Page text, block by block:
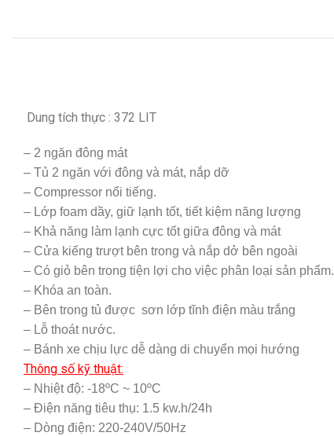
Dung tích thực : 372 LIT
– 2 ngăn đông mát
– Tủ 2 ngăn với đông và mát, nắp dỡ
– Compressor nổi tiếng.
– Lớp foam dầy, giữ lạnh tốt, tiết kiệm năng lượng
– Khả năng làm lạnh cực tốt giữa đông và mát
– Cửa kiếng trượt bên trong và nắp dở bên ngoài
– Có giỏ bên trong tiện lợi cho việc phân loại sản phẩm.
– Khóa an toàn.
– Bên trong tủ được sơn lớp tĩnh điện màu trắng
– Lỗ thoát nước.
– Bánh xe chịu lực dễ dàng di chuyển mọi hướng
Thông số kỹ thuật:
– Nhiệt độ: -18ºC ~ 10ºC
– Điện năng tiêu thụ: 1.5 kw.h/24h
– Dòng điện: 220-240V/50Hz